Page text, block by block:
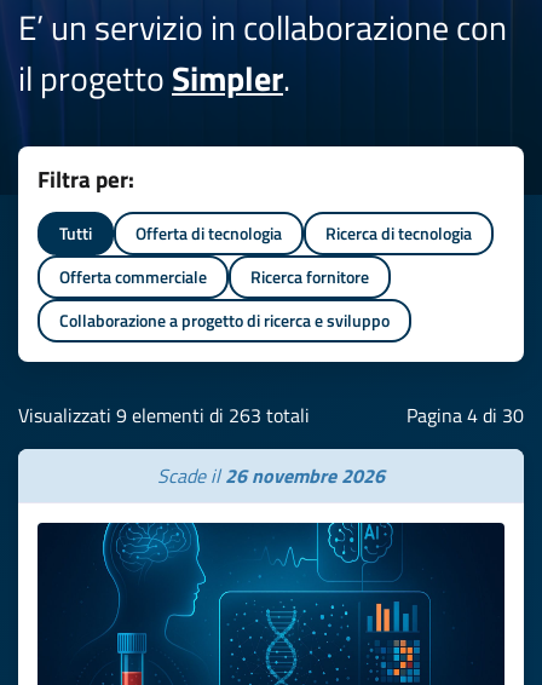
E’ un servizio in collaborazione con
il progettoSimpler.
Filtra per:
Tutti Offerta di tecnologia
Ricerca di tecnologia
Offerta commerciale
Ricerca fornitore
Collaborazione a progetto di ricerca e sviluppo
Visualizzati 9 elementi di 263 totali Pagina 4 di 30
Scade il26 novembre 2026